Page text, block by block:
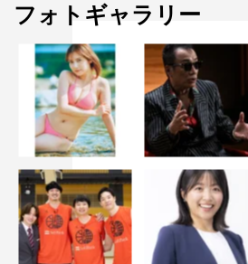
フォトギャラリー